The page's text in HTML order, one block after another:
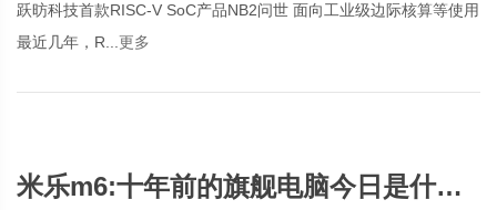
跃昉科技首款RISC-V SoC产品NB2问世 面向工业级边际核算等使用
最近几年，R... 更多
米乐m6:十年前的旗舰电脑今日是什么